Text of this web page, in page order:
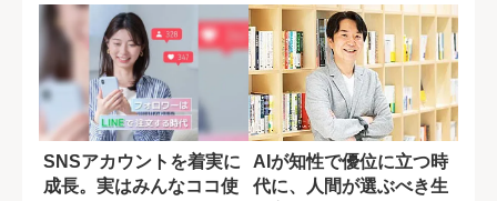
SNSアカウントを着実に
成長。実はみんなココ使
AIが知性で優位に立つ時
代に、人間が選ぶべき生